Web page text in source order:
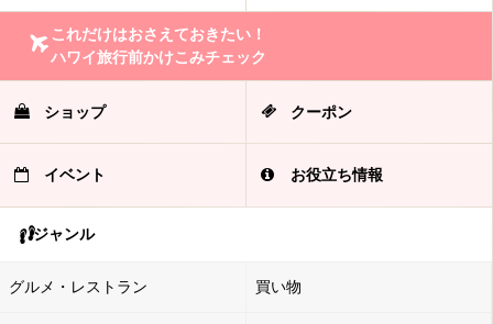
これだけはおさえておきたい！
ハワイ旅行前かけこみチェック
ショップ クーポン
イベント お役立ち情報
ジャンル
グルメ・レストラン 買い物